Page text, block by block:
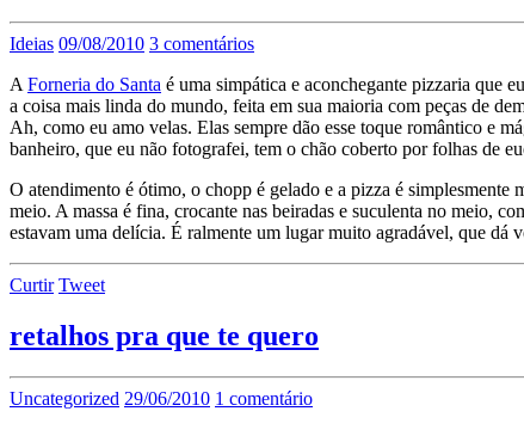
Ideias 09/08/2010 3 comentários
A Forneria do Santa é uma simpática e aconchegante pizzaria que
a coisa mais linda do mundo, feita em sua maioria com peças de
Ah, como eu amo velas. Elas sempre dão esse toque romântico e
banheiro, que eu não fotografei, tem o chão coberto por folhas de
O atendimento é ótimo, o chopp é gelado e a pizza é
meio. A massa é fina, crocante nas beiradas e suculenta no meio,
estavam uma delícia. É ralmente um lugar muito agradável, que dá
Curtir Tweet
retalhos pra que te quero
Uncategorized 29/06/2010 1 comentário